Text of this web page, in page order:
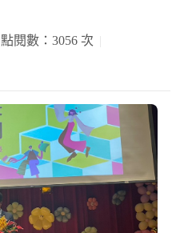
點閱數：3056 次